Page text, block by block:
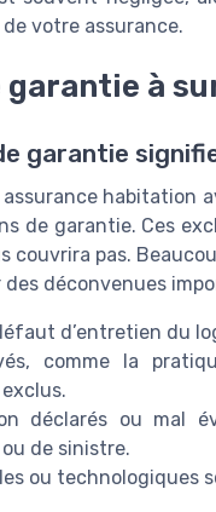
votre assurance.
garantie à
garantie
de garantie. Ces
couvrira pas.
déconvenues
d’entretien du
comme la
déclarés ou mal
de sinistre.
ou technologiques